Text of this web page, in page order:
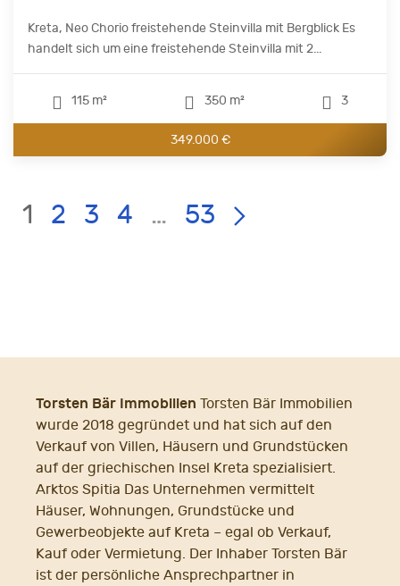
Kreta, Neo Chorio freistehende Steinvilla mit Bergblick Es
handelt sich um eine freistehende Steinvilla mit 2...
115 m² 350 m² 3
349.000 €
LIST
Page:
1 2 3 4 … 53
Torsten Bär Immobilien Torsten Bär Immobilien
wurde 2018 gegründet und hat sich auf den
Verkauf von Villen, Häusern und Grundstücken
auf der griechischen Insel Kreta spezialisiert.
Arktos Spitia Das Unternehmen vermittelt
Häuser, Wohnungen, Grundstücke und
Gewerbeobjekte auf Kreta – egal ob Verkauf,
Kauf oder Vermietung. Der Inhaber Torsten Bär
ist der persönliche Ansprechpartner in